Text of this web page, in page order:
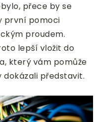
přece by se
první pomoci
proudem.
lepší vložit do
který vám pomůže
dokázali představit.